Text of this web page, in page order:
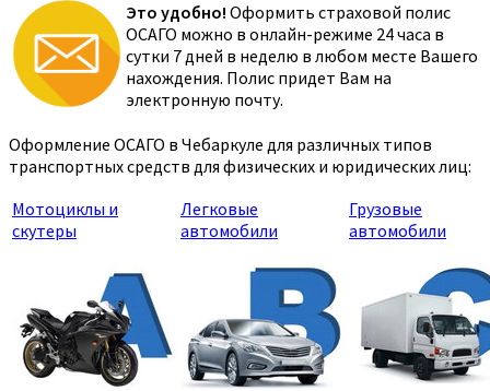
Это удобно! Оформить страховой полис
ОСАГО можно в онлайн-режиме 24 часа в
сутки 7 дней в неделю в любом месте Вашего
нахождения. Полис придет Вам на
электронную почту.
Оформление ОСАГО в Чебаркуле для различных типов
транспортных средств для физических и юридических лиц:
Мотоциклы и
скутеры
Легковые
автомобили
Грузовые
автомобили